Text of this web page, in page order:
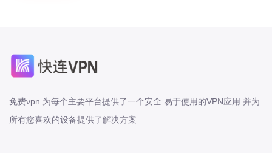
免费vpn 为每个主要平台提供了一个安全 易于使用的VPN应用 并为
所有您喜欢的设备提供了解决方案